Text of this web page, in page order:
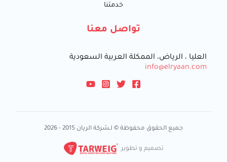
خدمتنا
تواصل معنا
العليا ، الرياض، الممكلة العربية السعودية
info@elryaan.com
جميع الحقوق محفوظة © لـشركة الريان 2015 - 2026
تصميم و تطوير